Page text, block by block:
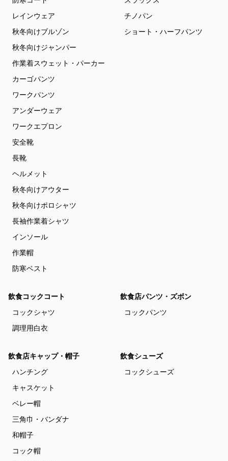
レインウェア
秋冬向けブルゾン
秋冬向けジャンパー
作業着スウェット・パーカー
カーゴパンツ
ワークパンツ
アンダーウェア
ワークエプロン
安全靴
長靴
ヘルメット
秋冬向けアウター
秋冬向けポロシャツ
長袖作業着シャツ
インソール
作業帽
防寒ベスト
チノパン
ショート・ハーフパンツ
飲食コックコート
コックシャツ
調理用白衣
飲食店パンツ・ズボン
コックパンツ
飲食店キャップ・帽子
ハンチング
キャスケット
ベレー帽
三角巾・バンダナ
和帽子
コック帽
飲食シューズ
コックシューズ